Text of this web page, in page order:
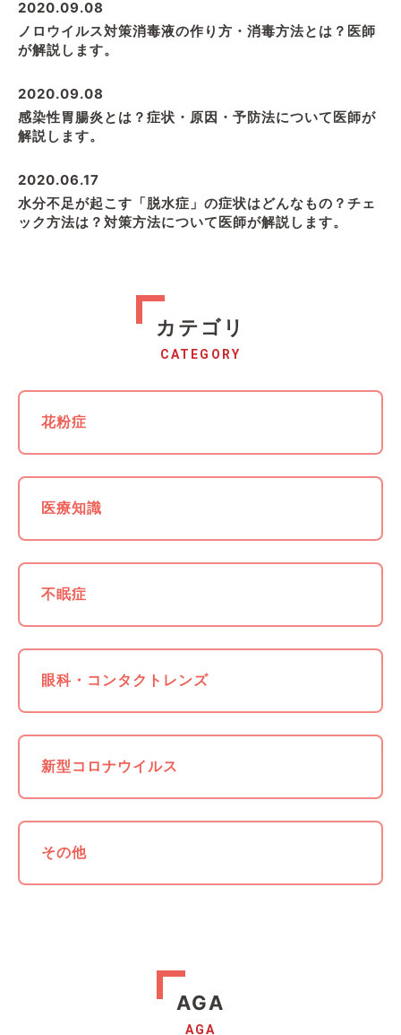
2020.09.08
ノロウイルス対策消毒液の作り方・消毒方法とは？医師
が解説します。
2020.09.08
感染性胃腸炎とは？症状・原因・予防法について医師が
解説します。
2020.06.17
水分不足が起こす「脱水症」の症状はどんなもの？チェ
ック方法は？対策方法について医師が解説します。
カテゴリ
CATEGORY
花粉症
医療知識
不眠症
眼科・コンタクトレンズ
新型コロナウイルス
その他
AGA
AGA